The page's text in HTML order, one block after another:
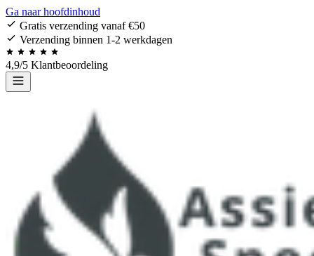
Ga naar hoofdinhoud
Gratis verzending vanaf €50
Verzending binnen 1-2 werkdagen
4,9/5 Klantbeoordeling